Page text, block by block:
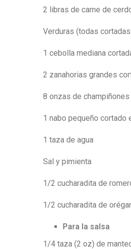
2 libras de carne de
Verduras (todas
1 cebolla mediana
2 zanahorias grandes
8 onzas de
1 nabo pequeño cortado
1 taza de agua
Sal y pimienta
1/2 cucharadita de
1/2 cucharadita de
Para la salsa
1/4 taza (2 oz) de